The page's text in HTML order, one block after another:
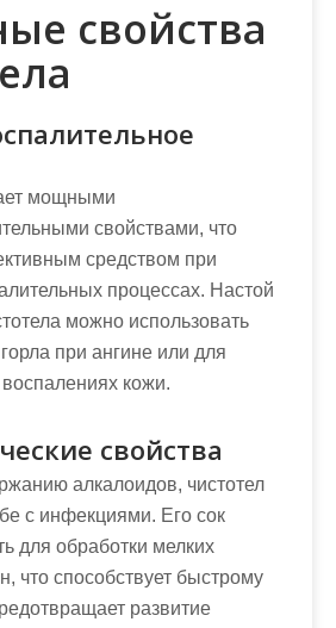
свойства
мощными
свойствами, что
средством при
процессах. Настой
можно использовать
при ангине или для
кожи.
свойства
алкалоидов, чистотел
с инфекциями. Его сок
для обработки мелких
что способствует быстрому
развитие